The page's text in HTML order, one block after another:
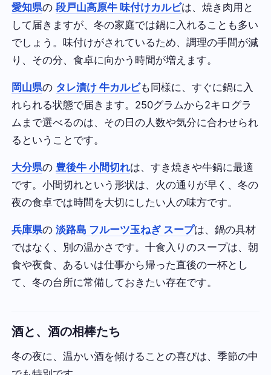
愛知県の段戸山高原牛 味付けカルビは、焼き肉用と
して届きますが、冬の家庭では鍋に入れることも多い
でしょう。味付けがされているため、調理の手間が減
り、その分、食卓に向かう時間が増えます。
岡山県の タレ漬け 牛カルビも同様に、すぐに鍋に入
れられる状態で届きます。250グラムから2キログラ
ムまで選べるのは、その日の人数や気分に合わせられ
るということです。
大分県の 豊後牛 小間切れは、すき焼きや牛鍋に最適
です。小間切れという形状は、火の通りが早く、冬の
夜の食卓では時間を大切にしたい人の味方です。
兵庫県の淡路島 フルーツ玉ねぎ スープは、鍋の具材
ではなく、別の温かさです。十食入りのスープは、朝
食や夜食、あるいは仕事から帰った直後の一杯とし
て、冬の台所に常備しておきたい存在です。
酒と、酒の相棒たち
冬の夜に、温かい酒を傾けることの喜びは、季節の中